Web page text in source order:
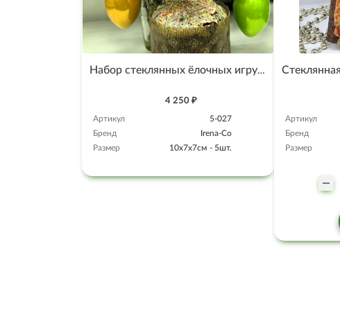
Набор стеклянных ёлочных игрушек Irena-Co Пасхальные яйца
4 250 ₽
Артикул
5-027
Бренд
Irena-Co
Размер
10х7х7см - 5шт.
Артикул
Бренд
Размер